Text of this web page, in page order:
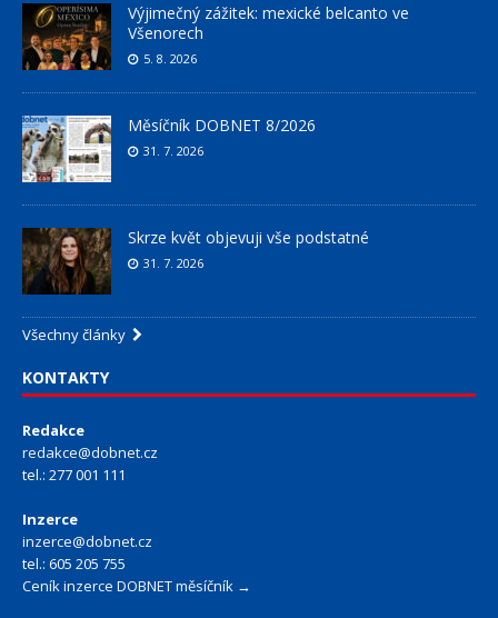
Výjimečný zážitek: mexické belcanto ve
Všenorech
5. 8. 2026
Měsíčník DOBNET 8/2026
31. 7. 2026
Skrze květ objevuji vše podstatné
31. 7. 2026
Všechny články
KONTAKTY
Redakce
redakce@dobnet.cz
tel.: 277 001 111
Inzerce
inzerce@dobnet.cz
tel.: 605 205 755
Ceník inzerce DOBNET měsíčník →